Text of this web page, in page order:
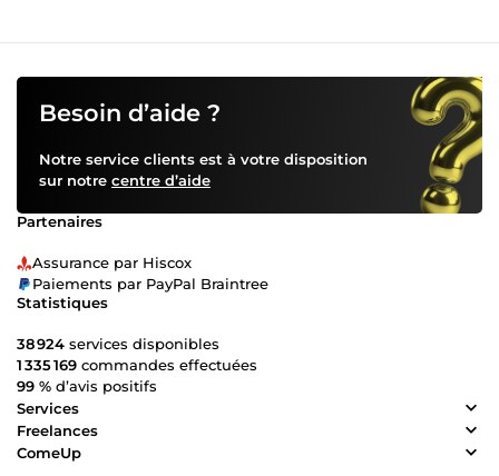
Besoin d’aide ?
Notre service clients est à votre disposition
sur notre centre d’aide
Partenaires
Assurance par Hiscox
Paiements par PayPal Braintree
Statistiques
38 924 services disponibles
1 335 169 commandes effectuées
99 % d’avis positifs
Services
Freelances
ComeUp